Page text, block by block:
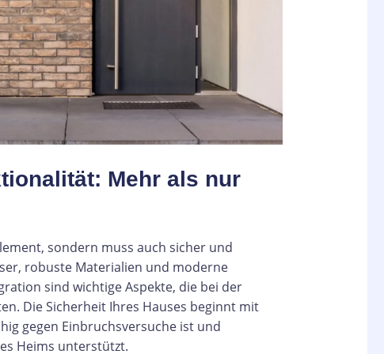
Mehr als nur
sondern muss auch sicher und
robuste Materialien und moderne
sind wichtige Aspekte, die bei der
Die Sicherheit Ihres Hauses beginnt mit
gegen Einbruchsversuche ist und
Heims unterstützt.